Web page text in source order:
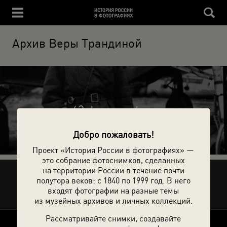
Добро пожаловать!
Проект «История России в фотографиях» —
это собрание фотоснимков, сделанных
на территории России в течение почти
полутора веков: с 1840 по 1999 год. В него
входят фотографии на разные темы
из музейных архивов и личных коллекций.
Рассматривайте снимки, создавайте
Архив Веры Трандиной
43 фотографии
Рассказать друзьям